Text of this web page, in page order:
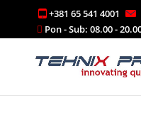
+381 65 541 4001